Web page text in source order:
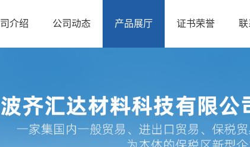
介绍 公司动态 产品展厅 证书荣誉 联